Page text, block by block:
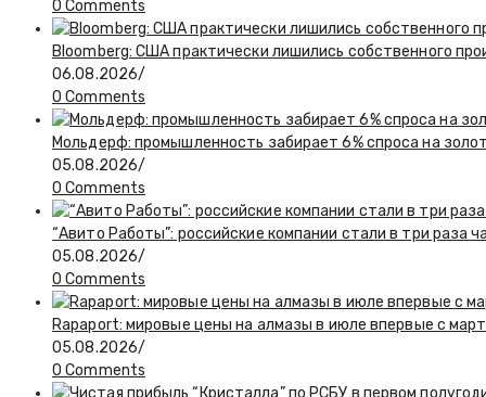
0 Comments
Bloomberg: США практически лишились собственного
06.08.2026/
0 Comments
Мольдерф: промышленность забирает 6% спроса на
05.08.2026/
0 Comments
“Авито Работы”: российские компании стали в три раза
05.08.2026/
0 Comments
Rapaport: мировые цены на алмазы в июле впервые с
05.08.2026/
0 Comments